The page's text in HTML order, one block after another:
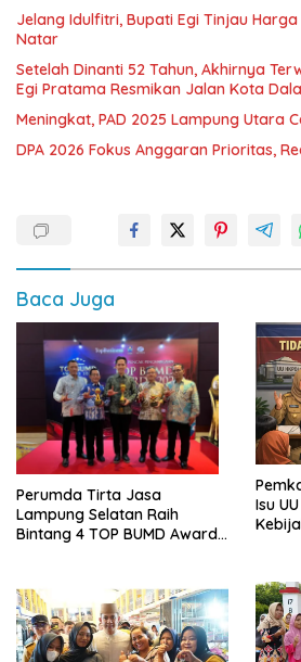
Jelang Idulfitri, Bupati Egi Tinjau
Natar
Setelah Dinanti 52 Tahun, Akhirnya
Egi Pratama Resmikan Jalan Kota
Meningkat, PAD 2025 Lampung Utara
DPA 2026 Fokus Anggaran Prioritas,
Baca Juga
Perumda Tirta Jasa
Lampung Selatan Raih
Bintang 4 TOP BUMD Awards
Isu